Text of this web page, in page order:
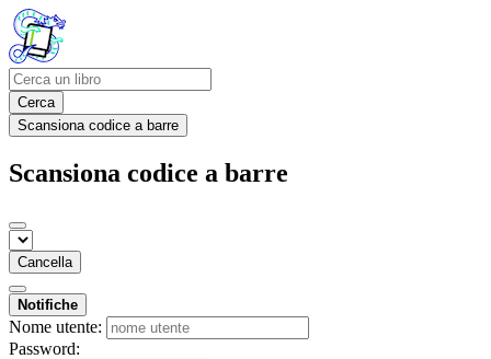
Cerca
Scansiona codice a barre
Scansiona codice a barre
Cancella
Notifiche
Nome utente:
Password: